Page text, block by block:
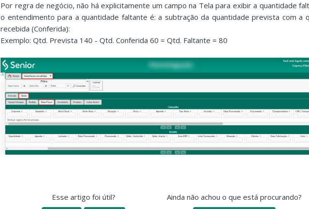
Por regra de negócio, não há explicitamente um campo na Tela para exibir a quantidade
o entendimento para a quantidade faltante é: a subtração da quantidade prevista com a
recebida (Conferida):
Exemplo: Qtd. Prevista 140 - Qtd. Conferida 60 = Qtd. Faltante = 80
Esse artigo foi útil? Ainda não achou o que está procurando?